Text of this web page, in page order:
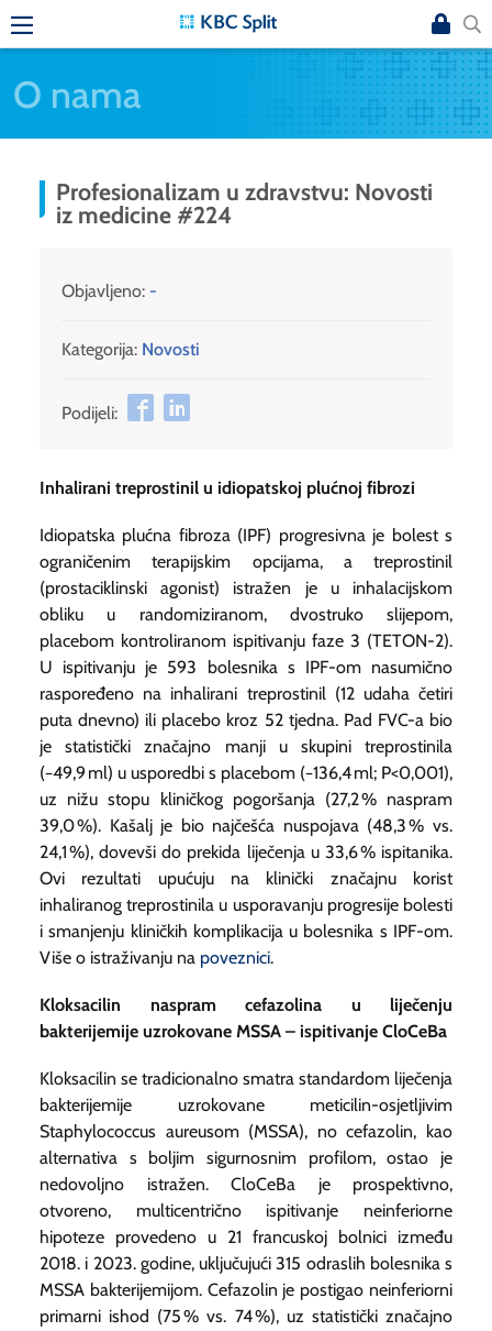
O nama
Profesionalizam u zdravstvu: Novosti
iz medicine #224
Objavljeno: -
Kategorija: Novosti
Podijeli:
Inhalirani treprostinil u idiopatskoj plućnoj fibrozi
Idiopatska plućna fibroza (IPF) progresivna je bolest s
ograničenim terapijskim opcijama, a treprostinil
(prostaciklinski agonist) istražen je u inhalacijskom
obliku u randomiziranom, dvostruko slijepom,
placebom kontroliranom ispitivanju faze 3 (TETON-2).
U ispitivanju je 593 bolesnika s IPF-om nasumično
raspoređeno na inhalirani treprostinil (12 udaha četiri
puta dnevno) ili placebo kroz 52 tjedna. Pad FVC-a bio
je statistički značajno manji u skupini treprostinila
(−49,9 ml) u usporedbi s placebom (−136,4 ml; P<0,001),
uz nižu stopu kliničkog pogoršanja (27,2 % naspram
39,0 %). Kašalj je bio najčešća nuspojava (48,3 % vs.
24,1 %), dovevši do prekida liječenja u 33,6 % ispitanika.
Ovi rezultati upućuju na klinički značajnu korist
inhaliranog treprostinila u usporavanju progresije bolesti
i smanjenju kliničkih komplikacija u bolesnika s IPF-om.
Više o istraživanju na poveznici.
Kloksacilin naspram cefazolina u liječenju
bakterijemije uzrokovane MSSA – ispitivanje CloCeBa
Kloksacilin se tradicionalno smatra standardom liječenja
bakterijemije uzrokovane meticilin-osjetljivim
Staphylococcus aureusom (MSSA), no cefazolin, kao
alternativa s boljim sigurnosnim profilom, ostao je
nedovoljno istražen. CloCeBa je prospektivno,
otvoreno, multicentrično ispitivanje neinferiorne
hipoteze provedeno u 21 francuskoj bolnici između
2018. i 2023. godine, uključujući 315 odraslih bolesnika s
MSSA bakterijemijom. Cefazolin je postigao neinferiorni
primarni ishod (75 % vs. 74 %), uz statistički značajno